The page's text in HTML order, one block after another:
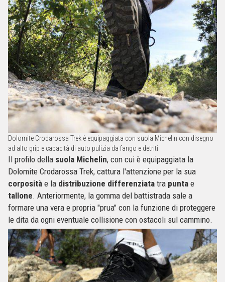
Dolomite Crodarossa Trek è equipaggiata con suola Michelin con disegno
ad alto grip e capacità di auto pulizia da fango e detriti
Il profilo della suola Michelin, con cui è equipaggiata la
Dolomite Crodarossa Trek, cattura l'attenzione per la sua
corposità e la distribuzione differenziata tra punta e
tallone. Anteriormente, la gomma del battistrada sale a
formare una vera e propria "prua" con la funzione di proteggere
le dita da ogni eventuale collisione con ostacoli sul cammino.